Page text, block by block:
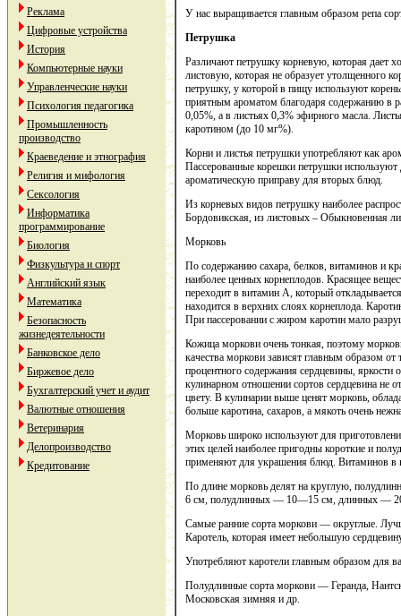
Реклама
Цифровые устройства
История
Компьютерные науки
Управленческие науки
Психология педагогика
Промышленность
производство
Краеведение и этнография
Религия и мифология
Сексология
Информатика
программирование
Биология
Физкультура и спорт
Английский язык
Математика
Безопасность
жизнедеятельности
Банковское дело
Биржевое дело
Бухгалтерский учет и аудит
Валютные отношения
Ветеринария
Делопроизводство
Кредитование
У нас выращивается главным образом репа
Петрушка
Различают петрушку корневую, которая дает
листовую, которая не образует утолщенного
петрушку, у которой в пищу используют
приятным ароматом благодаря содержанию в
0,05%, а в листьях 0,3% эфирного масла.
каротином (до 10 мг%).
Корни и листья петрушки употребляют как
Пассерованные корешки петрушки используют
ароматическую приправу для вторых блюд.
Из корневых видов петрушку наиболее
Бордовикская, из листовых – Обыкновенная
Морковь
По содержанию сахара, белков, витаминов и
наиболее ценных корнеплодов. Красящее
переходит в витамин А, который
находится в верхних слоях корнеплода.
При пассеровании с жиром каротин мало
Кожица моркови очень тонкая, поэтому
качества моркови зависят главным образом от
процентного содержания сердцевины,
кулинарном отношении сортов сердцевина не
цвету. В кулинарии выше ценят морковь,
больше каротина, сахаров, а мякоть очень
Морковь широко используют для
этих целей наиболее пригодны короткие и
применяют для украшения блюд. Витаминов в
По длине морковь делят на круглую,
6 см, полудлинных — 10—15 см, длинных —
Самые ранние сорта моркови — округлые.
Каротель, которая имеет небольшую
Употребляют каротели главным образом для
Полудлинные сорта моркови — Геранда,
Московская зимняя и др.